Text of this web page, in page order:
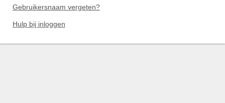
Gebruikersnaam vergeten?
Hulp bij inloggen